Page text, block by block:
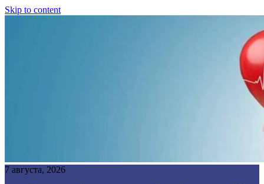
Skip to content
7 августа, 2026